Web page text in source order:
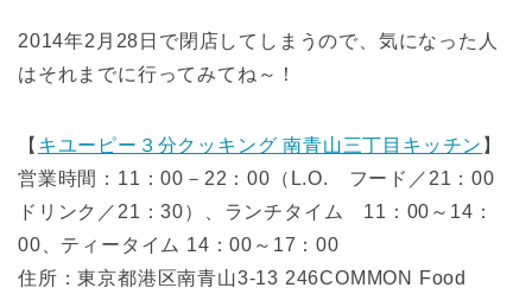
2014年2月28日で閉店してしまうので、気になった人
はそれまでに行ってみてね～！
【 キユーピー３分クッキング 南青山三丁目キッチン 】
営業時間：11：00－22：00（L.O. フード／21：00
ドリンク／21：30）、ランチタイム 11：00～14：
00、ティータイム 14：00～17：00
住所：東京都港区南青山3-13 246COMMON Food